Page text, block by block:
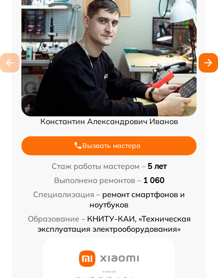
Константин Александрович Иванов
Вызвать мастера
Стаж работы мастером – 5 лет
Выполнено ремонтов – 1 060
Специализация – ремонт смартфонов и
ноутбуков
Образование – КНИТУ-КАИ, «Техническая
эксплуатация электрооборудования»